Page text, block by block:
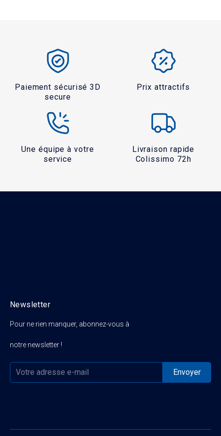
Paiement sécurisé 3D
secure
Prix attractifs
Une équipe à votre
service
Livraison rapide
Colissimo 72h
Pour ne rien manquer, abonnez-vous à
notre newsletter !
Newsletter